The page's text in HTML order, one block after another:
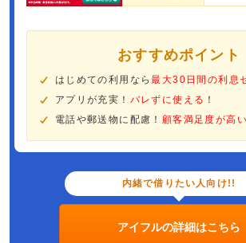
おすすめポイント
はじめての利用なら最大30日間の利息
アプリが充実！ バレずに使える ！
電話や郵送物に配慮！ 顧客満足度が高い
内緒で借りたい人向け!!
アイフルの詳細はこちら